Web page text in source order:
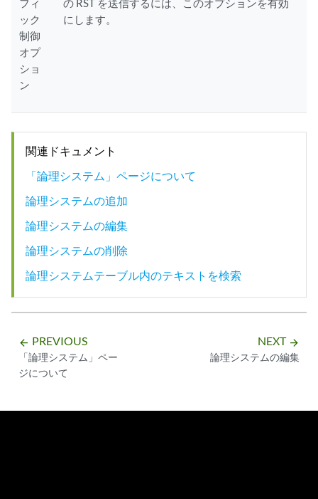
フィ
ック
制御
オプ
ショ
ン
の RST を送信するには、このオプションを有効
にします。
関連ドキュメント
「論理システム」ページについて
論理システムの追加
論理システムの編集
論理システムの削除
論理システムテーブル内のテキストを検索
arrow_backward PREVIOUS
「論理システム」ペー
ジについて
NEXT arrow_forward
論理システムの編集